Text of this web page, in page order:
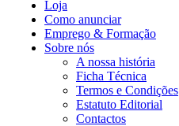
Loja
Como anunciar
Emprego & Formação
Sobre nós
A nossa história
Ficha Técnica
Termos e Condições
Estatuto Editorial
Contactos